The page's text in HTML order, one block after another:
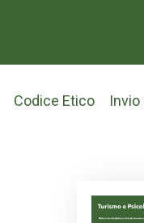
Codice Etico
Image